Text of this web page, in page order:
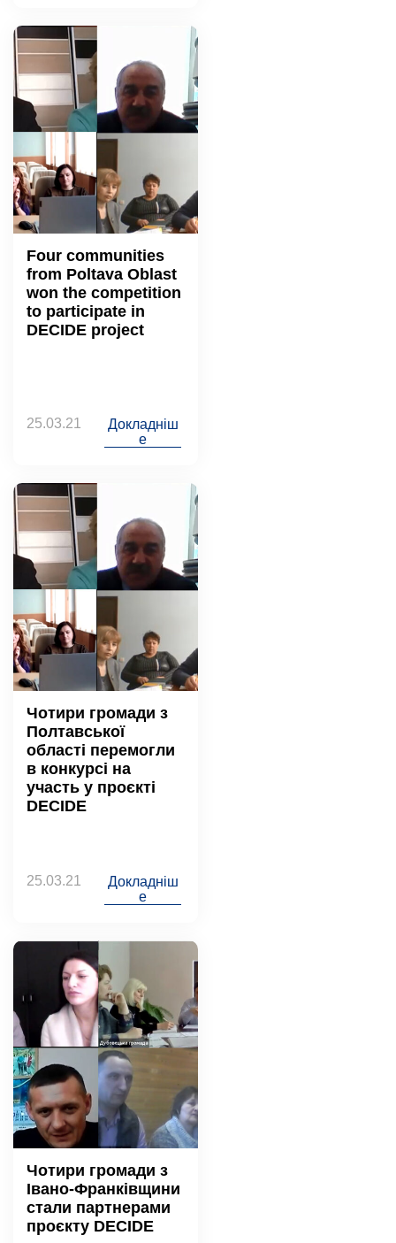
Four communities
from Poltava Oblast
won the competition
to participate in
DECIDE project
25.03.21
Докладніш
е
Чотири громади з
Полтавської
області перемогли
в конкурсі на
участь у проєкті
DECIDE
25.03.21
Докладніш
е
Чотири громади з
Івано-Франківщини
стали партнерами
проєкту DECIDE